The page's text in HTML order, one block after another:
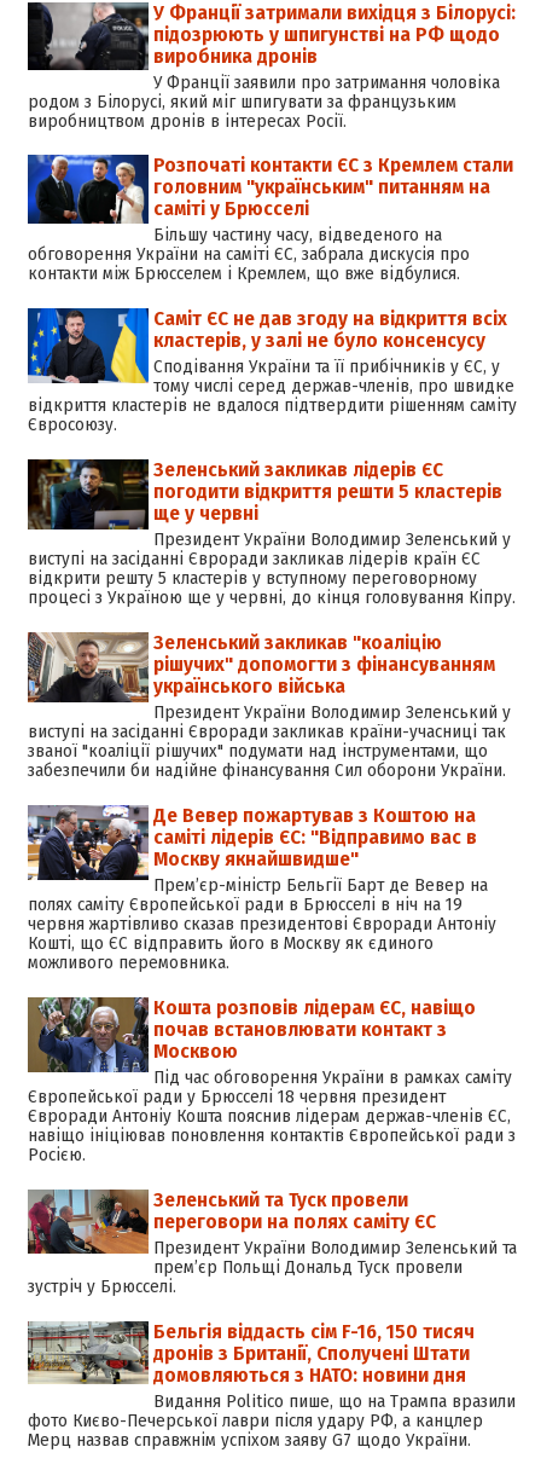
У Франції затримали вихідця з Білорусі:
підозрюють у шпигунстві на РФ щодо
виробника дронів
У Франції заявили про затримання чоловіка
родом з Білорусі, який міг шпигувати за французьким
виробництвом дронів в інтересах Росії.
Розпочаті контакти ЄС з Кремлем стали
головним "українським" питанням на
саміті у Брюсселі
Більшу частину часу, відведеного на
обговорення України на саміті ЄС, забрала дискусія про
контакти між Брюсселем і Кремлем, що вже відбулися.
Саміт ЄС не дав згоду на відкриття всіх
кластерів, у залі не було консенсусу
Сподівання України та її прибічників у ЄС, у
тому числі серед держав-членів, про швидке
відкриття кластерів не вдалося підтвердити рішенням саміту
Євросоюзу.
Зеленський закликав лідерів ЄС
погодити відкриття решти 5 кластерів
ще у червні
Президент України Володимир Зеленський у
виступі на засіданні Євроради закликав лідерів країн ЄС
відкрити решту 5 кластерів у вступному переговорному
процесі з Україною ще у червні, до кінця головування Кіпру.
Зеленський закликав "коаліцію
рішучих" допомогти з фінансуванням
українського війська
Президент України Володимир Зеленський у
виступі на засіданні Євроради закликав країни-учасниці так
званої "коаліції рішучих" подумати над інструментами, що
забезпечили би надійне фінансування Сил оборони України.
Де Вевер пожартував з Коштою на
саміті лідерів ЄС: "Відправимо вас в
Москву якнайшвидше"
Премʼєр-міністр Бельгії Барт де Вевер на
полях саміту Європейської ради в Брюсселі в ніч на 19
червня жартівливо сказав президентові Євроради Антоніу
Кошті, що ЄС відправить його в Москву як єдиного
можливого перемовника.
Кошта розповів лідерам ЄС, навіщо
почав встановлювати контакт з
Москвою
Під час обговорення України в рамках саміту
Європейської ради у Брюсселі 18 червня президент
Євроради Антоніу Кошта пояснив лідерам держав-членів ЄС,
навіщо ініціював поновлення контактів Європейської ради з
Росією.
Зеленський та Туск провели
переговори на полях саміту ЄС
Президент України Володимир Зеленський та
прем’єр Польщі Дональд Туск провели
зустріч у Брюсселі.
Бельгія віддасть сім F-16, 150 тисяч
дронів з Британії, Сполучені Штати
домовляються з НАТО: новини дня
Видання Politico пише, що на Трампа вразили
фото Києво-Печерської лаври після удару РФ, а канцлер
Мерц назвав справжнім успіхом заяву G7 щодо України.